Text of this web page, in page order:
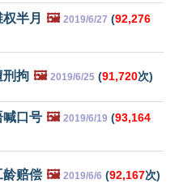
半月 🖼️ 2019/6/27 (92,276
刑拘 🖼️ 2019/6/25 (91,720次)
喊口号 🖼️ 2019/6/19 (93,164
龄赔偿 🖼️ 2019/6/6 (92,167次)